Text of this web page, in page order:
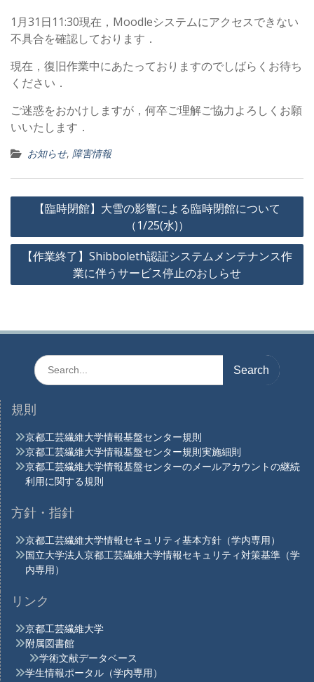
1月31日11:30現在，Moodleシステムにアクセスできない
不具合を確認しております．
現在，復旧作業中にあたっておりますのでしばらくお待ち
ください．
ご迷惑をおかけしますが，何卒ご理解ご協力よろしくお願
いいたします．
お知らせ, 障害情報
投
ナ
ゲ
【臨時閉館】大雪の影響による臨時閉館について
（1/25(水)）
【作業終了】Shibboleth認証システムメンテナンス作
業に伴うサービス停止のおしらせ
Search
for:
規則
京都工芸繊維大学情報基盤センター規則
京都工芸繊維大学情報基盤センター規則実施細則
京都工芸繊維大学情報基盤センターのメールアカウントの継続
利用に関する規則
方針・指針
京都工芸繊維大学情報セキュリティ基本方針（学内専用）
国立大学法人京都工芸繊維大学情報セキュリティ対策基準（学
内専用）
リンク
京都工芸繊維大学
附属図書館
学術文献データベース
学生情報ポータル（学内専用）